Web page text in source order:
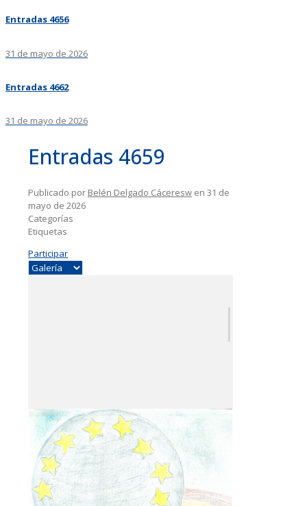
Entradas 4656
31 de mayo de 2026
Entradas 4662
31 de mayo de 2026
Entradas 4659
Publicado por Belén Delgado Cáceresw en 31 de
mayo de 2026
Categorías
Etiquetas
Participar